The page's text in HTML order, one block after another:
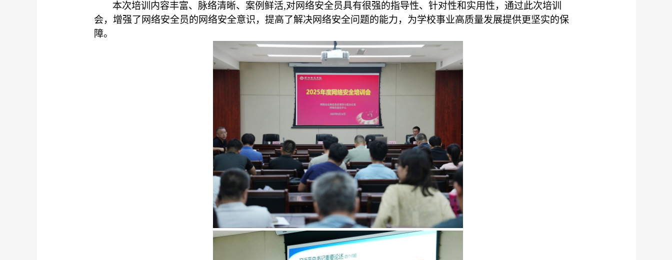
本次培训内容丰富、脉络清晰、案例鲜活,对网络安全员具有很强的指导性、针对性和实用性，通过此次培训
会，增强了网络安全员的网络安全意识，提高了解决网络安全问题的能力，为学校事业高质量发展提供更坚实的保
障。